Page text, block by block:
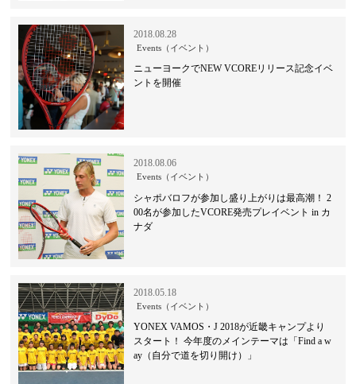
2018.08.28
Events（イベント）
ニューヨークでNEW VCOREリリース記念イベ
ントを開催
2018.08.06
Events（イベント）
シャポバロフが参加し盛り上がりは最高潮！ 2
00名が参加したVCORE発売プレイベント in カ
ナダ
2018.05.18
Events（イベント）
YONEX VAMOS・J 2018が近畿キャンプより
スタート！ 今年度のメインテーマは「Find a w
ay（自分で道を切り開け）」